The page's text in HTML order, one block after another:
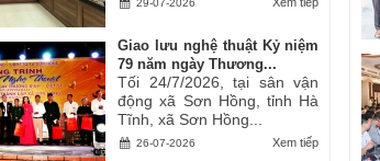
29-07-2026
Giao lưu nghệ thuật Kỷ niệm
79 năm ngày Thương...
Tối 24/7/2026, tại sân vận
động xã Sơn Hồng, tỉnh Hà
Tĩnh, xã Sơn Hồng...
Xem tiếp
26-07-2026